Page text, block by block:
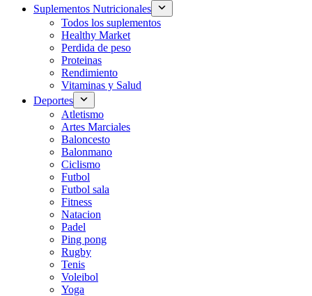
Suplementos Nutricionales
Todos los suplementos
Healthy Market
Perdida de peso
Proteinas
Rendimiento
Vitaminas y Salud
Deportes
Atletismo
Artes Marciales
Baloncesto
Balonmano
Ciclismo
Futbol
Futbol sala
Fitness
Natacion
Padel
Ping pong
Rugby
Tenis
Voleibol
Yoga